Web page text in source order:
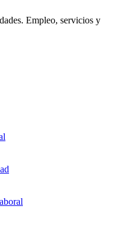
Empleo, servicios y